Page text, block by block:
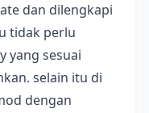
dan dilengkapi
tidak perlu
yang sesuai
selain itu di
dengan